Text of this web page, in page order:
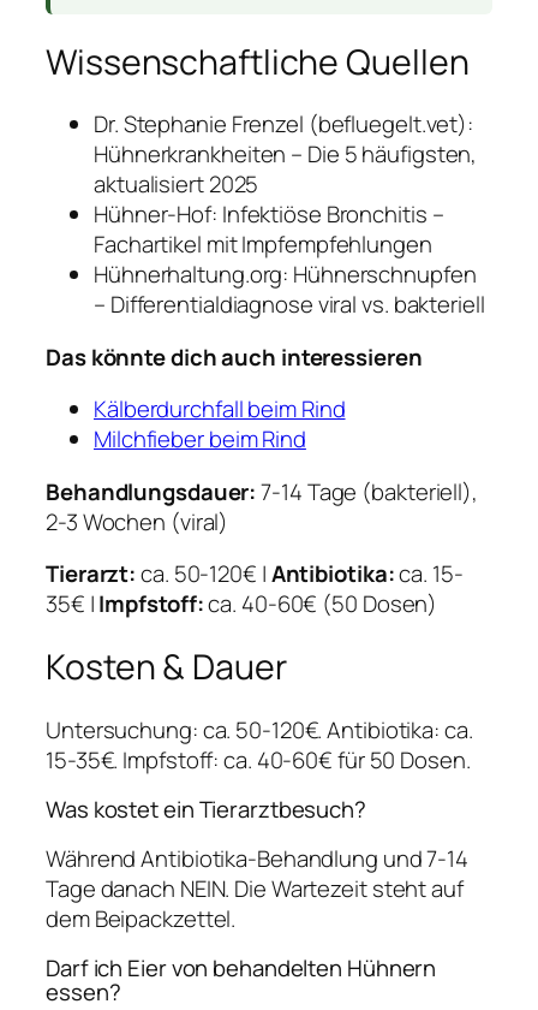
Wissenschaftliche Quellen
Dr. Stephanie Frenzel (befluegelt.vet):
Hühnerkrankheiten – Die 5 häufigsten,
aktualisiert 2025
Hühner-Hof: Infektiöse Bronchitis –
Fachartikel mit Impfempfehlungen
Hühnerhaltung.org: Hühnerschnupfen
– Differentialdiagnose viral vs. bakteriell
Das könnte dich auch interessieren
Kälberdurchfall beim Rind
Milchfieber beim Rind
Behandlungsdauer:7-14 Tage (bakteriell),
2-3 Wochen (viral)
Tierarzt:ca. 50-120€ |Antibiotika:ca. 15-
35€ |Impfstoff:ca. 40-60€ (50 Dosen)
Kosten & Dauer
Untersuchung: ca. 50-120€. Antibiotika: ca.
15-35€. Impfstoff: ca. 40-60€ für 50 Dosen.
Was kostet ein Tierarztbesuch?
Während Antibiotika-Behandlung und 7-14
Tage danach NEIN. Die Wartezeit steht auf
dem Beipackzettel.
Darf ich Eier von behandelten Hühnern
essen?